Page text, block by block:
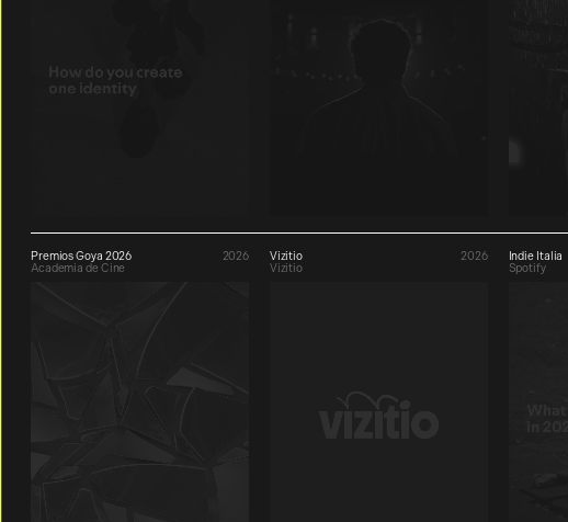
Premios Goya 2026
2026
Academia de Cine
Vizitio
2026
Vizitio
Indie Italia
Spotify